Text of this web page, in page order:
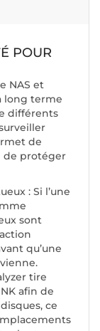
POUR
NAS et
long terme
différents
de
de protéger
: Si l’une
sont
qu’une
tire
afin de
ce